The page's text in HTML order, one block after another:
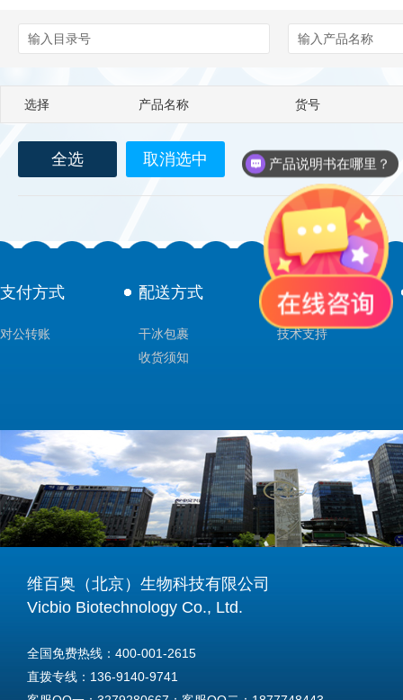
Biotez Berlin Diametra
Berry & Associates Zedira
LGC Maine Standards Biolife
Abbexa AbD Serotec
选择 产品名称 货号
全选 取消选中
支付方式
对公转账
配送方式
干冰包裹
收货须知
售后服务
技术支持
维百奥（北京）生物科技有限公司
Vicbio Biotechnology Co., Ltd.
全国免费热线：400-001-2615
直拨专线：136-9140-9741
产品说明书在哪里？